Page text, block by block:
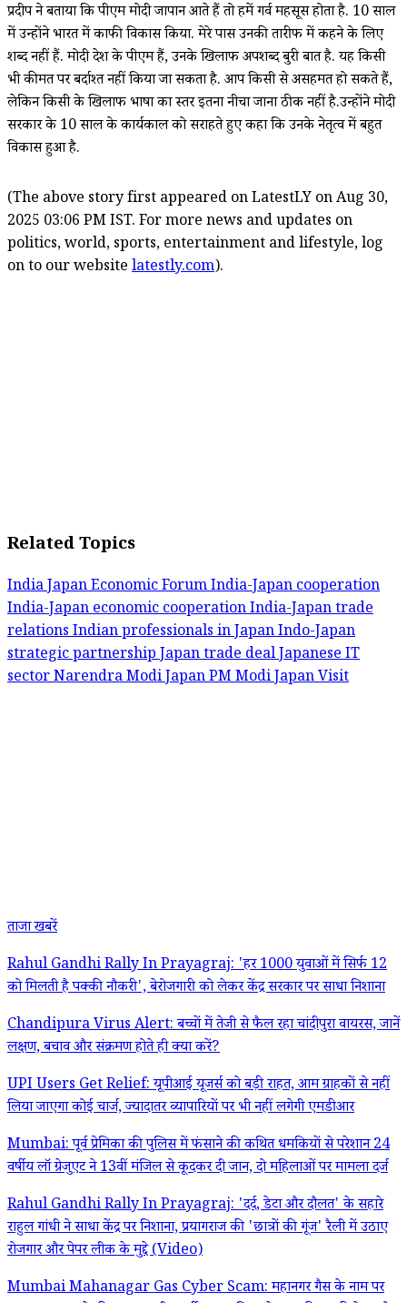
प्रदीप ने बताया कि पीएम मोदी जापान आते हैं तो हमें गर्व महसूस होता है. 10 साल
में उन्होंने भारत में काफी विकास किया. मेरे पास उनकी तारीफ में कहने के लिए
शब्द नहीं हैं. मोदी देश के पीएम हैं, उनके खिलाफ अपशब्द बुरी बात है. यह किसी
भी कीमत पर बर्दाश्त नहीं किया जा सकता है. आप किसी से असहमत हो सकते हैं,
लेकिन किसी के खिलाफ भाषा का स्तर इतना नीचा जाना ठीक नहीं है.उन्होंने मोदी
सरकार के 10 साल के कार्यकाल को सराहते हुए कहा कि उनके नेतृत्व में बहुत
विकास हुआ है.
(The above story first appeared on LatestLY on Aug 30,
2025 03:06 PM IST. For more news and updates on
politics, world, sports, entertainment and lifestyle, log
on to our website latestly.com).
Related Topics
India Japan Economic ForumIndia-Japan cooperation
India-Japan economic cooperationIndia-Japan trade
relationsIndian professionals in JapanIndo-Japan
strategic partnershipJapan trade dealJapanese IT
sectorNarendra Modi JapanPM Modi Japan Visit
ताजा खबरें
Rahul Gandhi Rally In Prayagraj: 'हर 1000 युवाओं में सिर्फ 12
को मिलती है पक्की नौकरी', बेरोजगारी को लेकर केंद्र सरकार पर साधा निशाना
Chandipura Virus Alert: बच्चों में तेजी से फैल रहा चांदीपुरा वायरस, जानें
लक्षण, बचाव और संक्रमण होते ही क्या करें?
UPI Users Get Relief: यूपीआई यूजर्स को बड़ी राहत, आम ग्राहकों से नहीं
लिया जाएगा कोई चार्ज, ज्यादातर व्यापारियों पर भी नहीं लगेगी एमडीआर
Mumbai: पूर्व प्रेमिका की पुलिस में फंसाने की कथित धमकियों से परेशान 24
वर्षीय लॉ ग्रेजुएट ने 13वीं मंजिल से कूदकर दी जान, दो महिलाओं पर मामला दर्ज
Rahul Gandhi Rally In Prayagraj: 'दर्द, डेटा और दौलत' के सहारे
राहुल गांधी ने साधा केंद्र पर निशाना, प्रयागराज की 'छात्रों की गूंज' रैली में उठाए
रोजगार और पेपर लीक के मुद्दे (Video)
Mumbai Mahanagar Gas Cyber Scam: महानगर गैस के नाम पर